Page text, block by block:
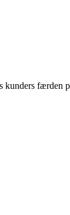
færden